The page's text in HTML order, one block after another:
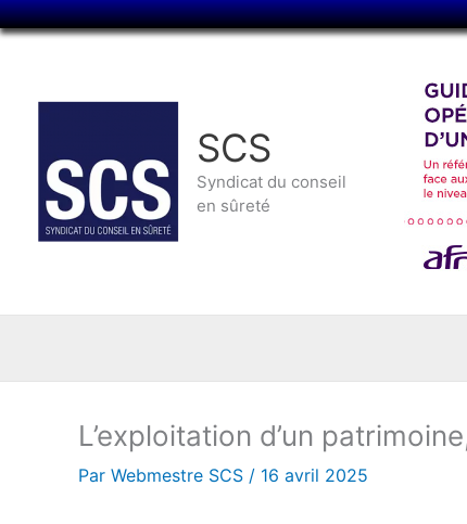
Aller
au
SCS
Syndicat du conseil
en sûreté
L’exploitation d’un
Par Webmestre SCS / 16 avril 2025